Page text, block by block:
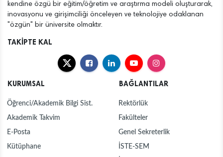
kendine özgü bir eğitim/öğretim ve araştırma modeli oluşturarak,
inovasyonu ve girişimciliği önceleyen ve teknolojiye odaklanan
"özgün" bir üniversite olmaktır.
TAKİPTE KAL
KURUMSAL
Öğrenci/Akademik Bilgi Sist.
Akademik Takvim
E-Posta
Kütüphane
BAĞLANTILAR
Rektörlük
Fakülteler
Genel Sekreterlik
İSTE-SEM